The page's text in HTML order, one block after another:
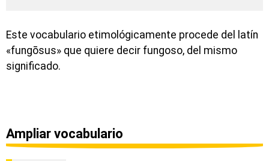
Este vocabulario etimológicamente procede del latín
«fungōsus» que quiere decir fungoso, del mismo
significado.
Ampliar vocabulario